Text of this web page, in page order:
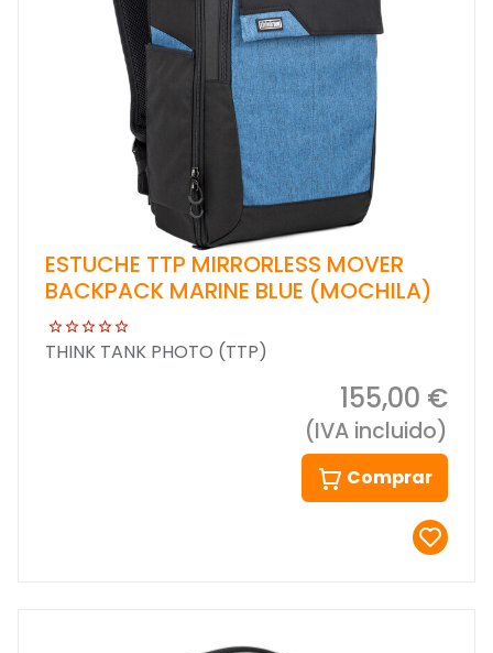
ESTUCHE TTP MIRRORLESS MOVER
BACKPACK MARINE BLUE (MOCHILA)
THINK TANK PHOTO (TTP)
155,00 €
(IVA incluido)
Comprar